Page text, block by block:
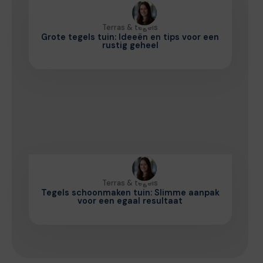
Terras & tegels
Grote tegels tuin: Ideeën en tips voor een
rustig geheel
Terras & tegels
Tegels schoonmaken tuin: Slimme aanpak
voor een egaal resultaat